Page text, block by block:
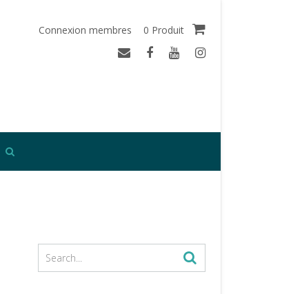
Connexion membres 0 Produit